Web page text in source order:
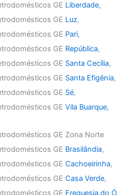
GE Liberdade,
GE Luz,
GE Pari,
GE República,
GE Santa Cecília,
GE Santa Efigênia,
GE Sé,
GEVila Buarque,
GE Zona Norte
GE Brasilândia,
GECachoeirinha,
GECasa Verde,
GE Freguesia do Ó,